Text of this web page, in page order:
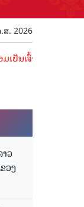
. 2026
ພາບທີ່ດີ ຕ້ອນຮັບນັ
ວ
ວງ